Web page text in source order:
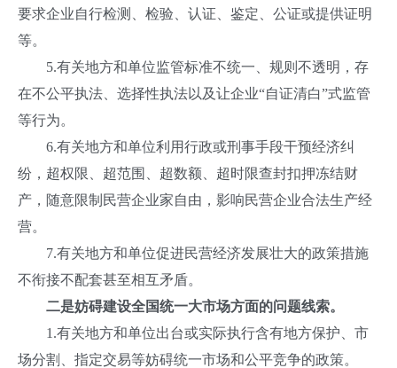
要求企业自行检测、检验、认证、鉴定、公证或提供证明
等。
5.有关地方和单位监管标准不统一、规则不透明，存
在不公平执法、选择性执法以及让企业“自证清白”式监管
等行为。
6.有关地方和单位利用行政或刑事手段干预经济纠
纷，超权限、超范围、超数额、超时限查封扣押冻结财
产，随意限制民营企业家自由，影响民营企业合法生产经
营。
7.有关地方和单位促进民营经济发展壮大的政策措施
不衔接不配套甚至相互矛盾。
二是妨碍建设全国统一大市场方面的问题线索。
1.有关地方和单位出台或实际执行含有地方保护、市
场分割、指定交易等妨碍统一市场和公平竞争的政策。